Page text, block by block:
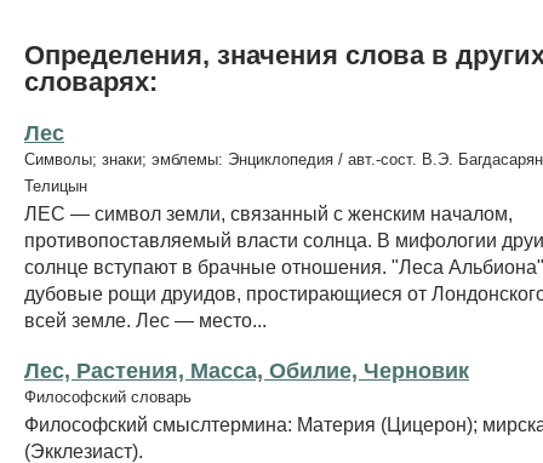
Определения, значения слова в
словарях:
Лес
Символы; знаки; эмблемы: Энциклопедия / авт.-сост. В.Э.
Телицын
ЛЕС — символ земли, связанный с женским началом,
противопоставляемый власти солнца. В мифологии
солнце вступают в брачные отношения. "Леса
дубовые рощи друидов, простирающиеся от
всей земле. Лес — место...
Лес, Растения, Масса, Обилие, Черновик
Философский словарь
Философский смыслтермина: Материя (Цицерон);
(Экклезиаст).